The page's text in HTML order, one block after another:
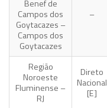
Benef de
Campos dos
Goytacazes –
Campos dos
Goytacazes
–
Região
Noroeste
Fluminense –
RJ
Direto
Nacional
[E]